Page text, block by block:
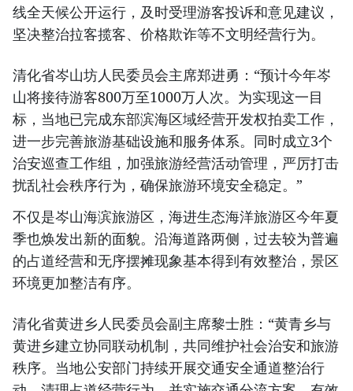
线全天候公开运行，及时受理游客投诉和意见建议，
坚决整治拉客揽客、价格欺诈等不文明经营行为。
清化省岑山坊人民委员会主席郑进勇：“预计今年岑
山将接待游客800万至1000万人次。为实现这一目
标，当地已完成东部滨海区域经营开发权拍卖工作，
进一步完善旅游基础设施和服务体系。同时成立3个
治安巡查工作组，加强旅游经营活动管理，严厉打击
扰乱社会秩序行为，确保旅游环境安全稳定。”
不仅是岑山海滨旅游区，海进生态海洋旅游区今年夏
季也焕发出新的面貌。沿海道路两侧，过去较为普遍
的占道经营和无序摆摊现象基本得到有效整治，景区
环境更加整洁有序。
清化省黄进乡人民委员会副主席黎士胜：“黄青乡与
黄进乡建立协同联动机制，共同维护社会治安和旅游
秩序。当地公安部门持续开展交通安全通道整治行